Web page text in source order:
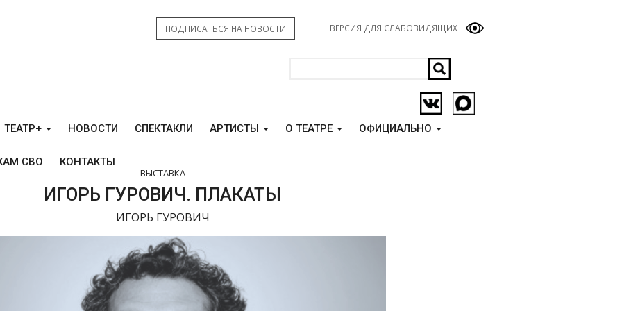
ВЕРСИЯ ДЛЯ СЛАБОВИДЯЩИХ
ПОДПИСАТЬСЯ НА НОВОСТИ
ТЕАТР+ НОВОСТИ СПЕКТАКЛИ АРТИСТЫ О ТЕАТРЕ ОФИЦИАЛЬНО
СВО
КОНТАКТЫ
ВЫСТАВКА
ИГОРЬ ГУРОВИЧ. ПЛАКАТЫ
ИГОРЬ ГУРОВИЧ